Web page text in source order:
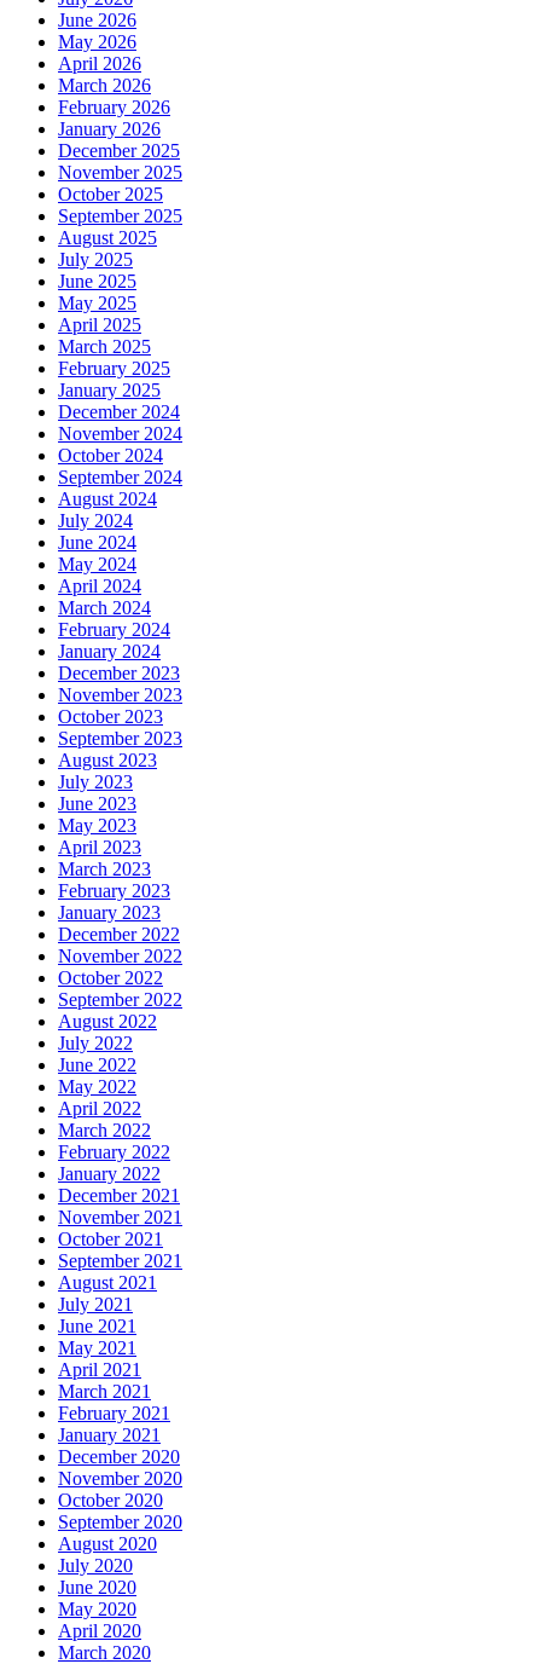
June 2026
May 2026
April 2026
March 2026
February 2026
January 2026
December 2025
November 2025
October 2025
September 2025
August 2025
July 2025
June 2025
May 2025
April 2025
March 2025
February 2025
January 2025
December 2024
November 2024
October 2024
September 2024
August 2024
July 2024
June 2024
May 2024
April 2024
March 2024
February 2024
January 2024
December 2023
November 2023
October 2023
September 2023
August 2023
July 2023
June 2023
May 2023
April 2023
March 2023
February 2023
January 2023
December 2022
November 2022
October 2022
September 2022
August 2022
July 2022
June 2022
May 2022
April 2022
March 2022
February 2022
January 2022
December 2021
November 2021
October 2021
September 2021
August 2021
July 2021
June 2021
May 2021
April 2021
March 2021
February 2021
January 2021
December 2020
November 2020
October 2020
September 2020
August 2020
July 2020
June 2020
May 2020
April 2020
March 2020